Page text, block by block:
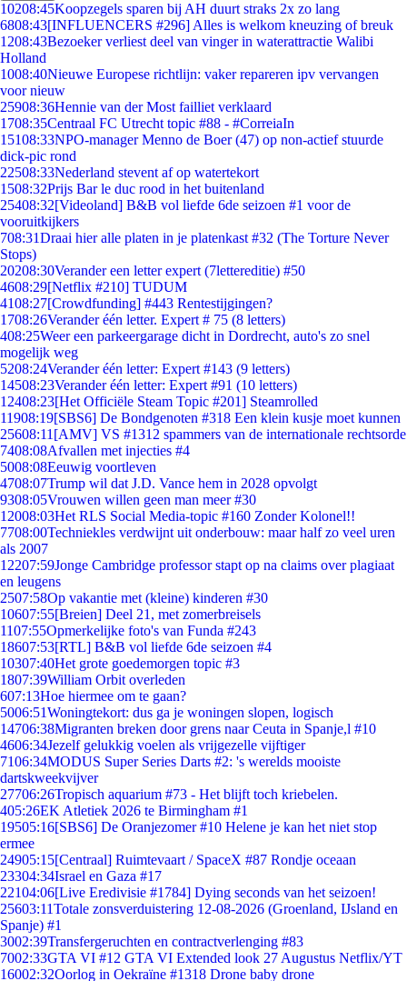
10208:45Koopzegels sparen bij AH duurt straks 2x zo lang
6808:43[INFLUENCERS #296] Alles is welkom kneuzing of breuk
1208:43Bezoeker verliest deel van vinger in waterattractie Walibi
Holland
1008:40Nieuwe Europese richtlijn: vaker repareren ipv vervangen
voor nieuw
25908:36Hennie van der Most failliet verklaard
1708:35Centraal FC Utrecht topic #88 - #CorreiaIn
15108:33NPO-manager Menno de Boer (47) op non-actief stuurde
dick-pic rond
22508:33Nederland stevent af op watertekort
1508:32Prijs Bar le duc rood in het buitenland
25408:32[Videoland] B&B vol liefde 6de seizoen #1 voor de
vooruitkijkers
708:31Draai hier alle platen in je platenkast #32 (The Torture Never
Stops)
20208:30Verander een letter expert (7lettereditie) #50
4608:29[Netflix #210] TUDUM
4108:27[Crowdfunding] #443 Rentestijgingen?
1708:26Verander één letter. Expert # 75 (8 letters)
408:25Weer een parkeergarage dicht in Dordrecht, auto's zo snel
mogelijk weg
5208:24Verander één letter: Expert #143 (9 letters)
14508:23Verander één letter: Expert #91 (10 letters)
12408:23[Het Officiële Steam Topic #201] Steamrolled
11908:19[SBS6] De Bondgenoten #318 Een klein kusje moet kunnen
25608:11 [AMV] VS #1312 spammers van de internationale rechtsorde
7408:08Afvallen met injecties #4
5008:08Eeuwig voortleven
4708:07Trump wil dat J.D. Vance hem in 2028 opvolgt
9308:05Vrouwen willen geen man meer #30
12008:03Het RLS Social Media-topic #160 Zonder Kolonel!!
7708:00Techniekles verdwijnt uit onderbouw: maar half zo veel uren
als 2007
12207:59Jonge Cambridge professor stapt op na claims over plagiaat
en leugens
2507:58Op vakantie met (kleine) kinderen #30
10607:55[Breien] Deel 21, met zomerbreisels
1107:55Opmerkelijke foto's van Funda #243
18607:53[RTL] B&B vol liefde 6de seizoen #4
10307:40Het grote goedemorgen topic #3
1807:39William Orbit overleden
607:13Hoe hiermee om te gaan?
5006:51Woningtekort: dus ga je woningen slopen, logisch
14706:38Migranten breken door grens naar Ceuta in Spanje,l #10
4606:34Jezelf gelukkig voelen als vrijgezelle vijftiger
7106:34MODUS Super Series Darts #2: 's werelds mooiste
dartskweekvijver
27706:26Tropisch aquarium #73 - Het blijft toch kriebelen.
405:26EK Atletiek 2026 te Birmingham #1
19505:16[SBS6] De Oranjezomer #10 Helene je kan het niet stop
ermee
24905:15[Centraal] Ruimtevaart / SpaceX #87 Rondje oceaan
23304:34Israel en Gaza #17
22104:06[Live Eredivisie #1784] Dying seconds van het seizoen!
25603:11Totale zonsverduistering 12-08-2026 (Groenland, IJsland en
Spanje) #1
3002:39Transfergeruchten en contractverlenging #83
7002:33GTA VI #12 GTA VI Extended look 27 Augustus Netflix/YT
16002:32Oorlog in Oekraïne #1318 Drone baby drone